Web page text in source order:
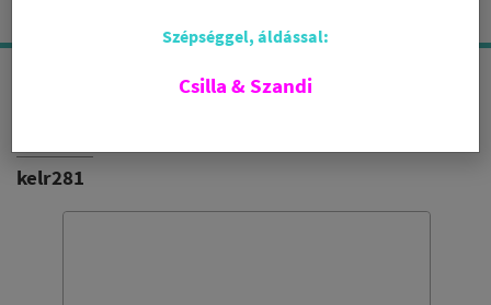
ADAGOLÓKANÁL
kelr281
Szépséggel, áldással:
Csilla & Szandi